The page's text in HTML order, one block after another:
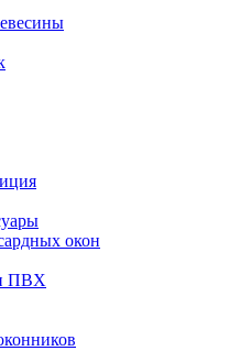
окон
ПВХ